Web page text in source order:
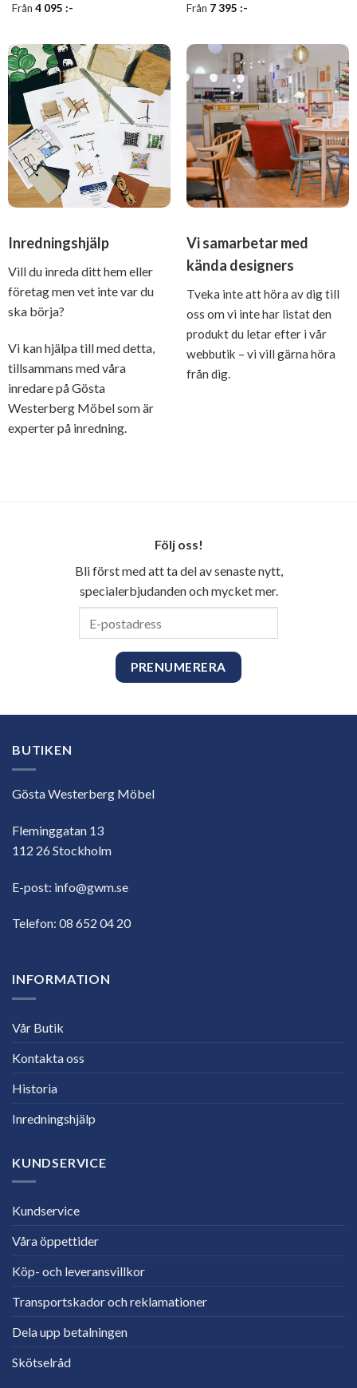
Från 4 095 :-
Från 7 395 :-
Inredningshjälp
Vill du inreda ditt hem eller
företag men vet inte var du
ska börja?
Vi kan hjälpa till med detta,
tillsammans med våra
inredare på Gösta
Westerberg Möbel som är
experter på inredning.
Vi samarbetar med
kända designers
Tveka inte att höra av dig till
oss om vi inte har listat den
produkt du letar efter i vår
webbutik – vi vill gärna höra
från dig.
Följ oss!
Bli först med att ta del av senaste nytt,
specialerbjudanden och mycket mer.
BUTIKEN
Gösta Westerberg Möbel
Fleminggatan 13
112 26 Stockholm
E-post: info@gwm.se
Telefon: 08 652 04 20
INFORMATION
Vår Butik
Kontakta oss
Historia
Inredningshjälp
KUNDSERVICE
Kundservice
Våra öppettider
Köp- och leveransvillkor
Transportskador och reklamationer
Dela upp betalningen
Skötselråd